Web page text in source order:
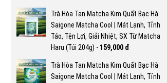
Trà Hòa Tan Matcha Kim Quất Bạc Hà
Saigone Matcha Cool | Mát Lạnh, Tỉnh
Táo, Tện Lợi, Giải Nhiệt, SX Từ Matcha
Haru (Túi 204g) - 159,000 đ
Trà Hòa Tan Matcha Kim Quất Bạc Hà
Saigone Matcha Cool | Mát Lạnh, Tỉnh